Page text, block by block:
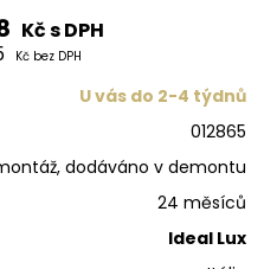
Kč s DPH
Kč bez DPH
U vás do 2-4 týdnů
012865
dodáváno v demontu
24 měsíců
Ideal Lux